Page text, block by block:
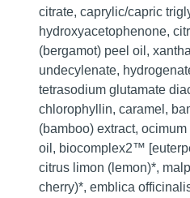
citrate, caprylic/capric
hydroxyacetophenone,
(bergamot) peel oil,
undecylenate,
tetrasodium glutamate
chlorophyllin, caramel,
(bamboo) extract,
oil, biocomplex2™
citrus limon (lemon)*,
cherry)*, emblica